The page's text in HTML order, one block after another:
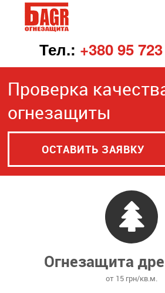
Тел.: +380 95
О БАГР
Контакты
Проверка
огнезащиты
ОСТАВИТЬ ЗАЯВКУ
Огнезащита
от 15 грн/кв.м.